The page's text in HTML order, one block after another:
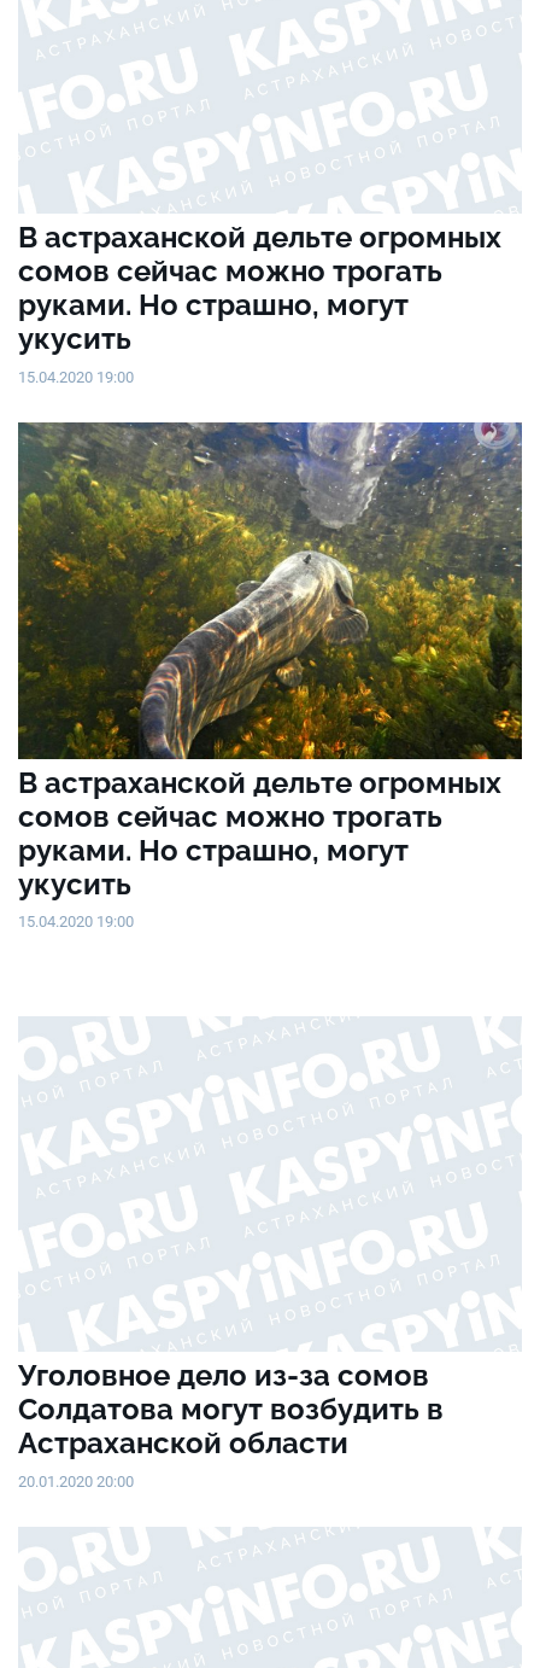
В астраханской дельте огромных
сомов сейчас можно трогать
руками. Но страшно, могут
укусить
15.04.2020 19:00
В астраханской дельте огромных
сомов сейчас можно трогать
руками. Но страшно, могут
укусить
15.04.2020 19:00
Уголовное дело из-за сомов
Солдатова могут возбудить в
Астраханской области
20.01.2020 20:00